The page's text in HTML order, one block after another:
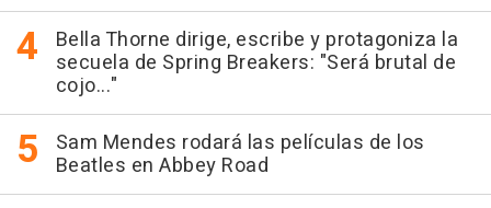
Bella Thorne dirige, escribe y protagoniza la
secuela de Spring Breakers: "Será brutal de
cojo..."
Sam Mendes rodará las películas de los
Beatles en Abbey Road